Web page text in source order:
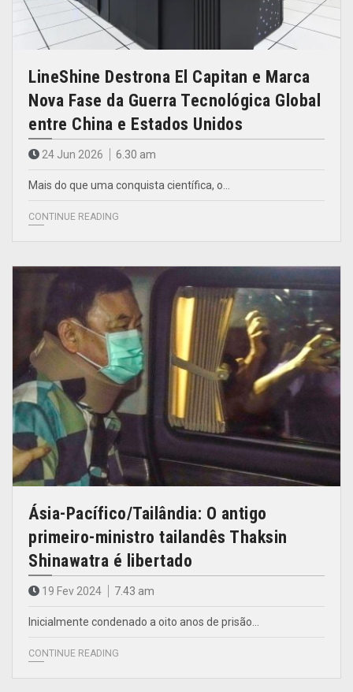
LineShine Destrona El Capitan e Marca
Nova Fase da Guerra Tecnológica Global
entre China e Estados Unidos
24 Jun 2026 6.30 am
Mais do que uma conquista científica, o…
CONTINUE READING
Ásia-Pacífico/Tailândia: O antigo
primeiro-ministro tailandês Thaksin
Shinawatra é libertado
19 Fev 2024 7.43 am
Inicialmente condenado a oito anos de prisão…
CONTINUE READING